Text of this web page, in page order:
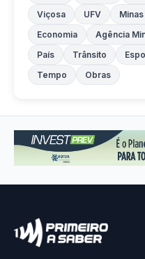
Viçosa
UFV
Economia
Agência
País
Trânsito
Tempo
Obras